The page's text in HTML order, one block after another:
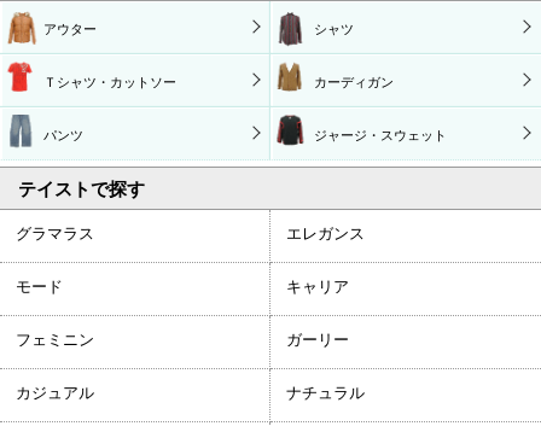
アウター シャツ
Ｔシャツ・カットソー カーディガン
パンツ ジャージ・スウェット
テイストで探す
グラマラス エレガンス
モード キャリア
フェミニン ガーリー
カジュアル ナチュラル